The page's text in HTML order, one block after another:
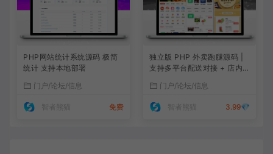
PHP网站统计系统源码 极简
统计 支持本地部署
门户/论坛/信息
智者熊猫 免费
独立版 PHP 外卖跑腿源码 |
支持多平台配送对接 + 店内
门户/论坛/信息
智者熊猫 3.99💎